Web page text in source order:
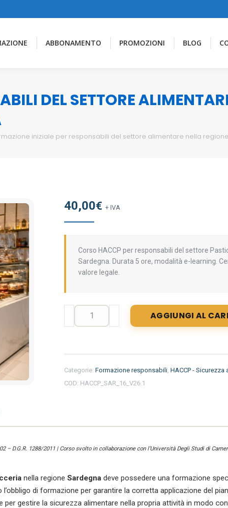
ABBONAMENTO PROMOZIONI BLOG
DEL SETTORE
iniziale per responsabili del settore alimentare nella
40,00€ + IVA
Corso HACCP per responsabili del settore
Sardegna. Durata 5 ore, modalità e-learning.
valore legale.
Formazione
del
alimentare
nella
AGGIUNGI AL
Categorie: Formazione responsabili, HACCP - Sicurezza
COD: HACCP_SAR_16_V26.1
D.G.R. 1288/2011 | Corso svolto in collaborazione con l’Università Degli Studi di
nella regione Sardegna deve possedere una formazione
di formazione per garantire la corretta applicazione del
gestire la sicurezza alimentare nella propria attività in modo